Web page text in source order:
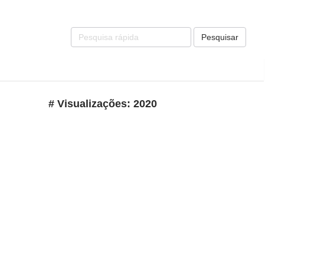
Pesquisar
# Visualizações: 2020